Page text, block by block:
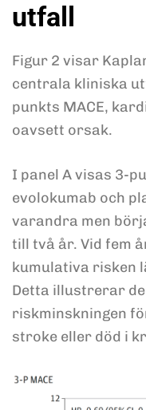
utfall
Figur 2 visar
centrala kliniska
punkts MACE,
oavsett orsak.
I panel A visas 3-
evolokumab och
varandra men
till två år. Vid fem
kumulativa risken
Detta illustrerar
riskminskningen
stroke eller död i